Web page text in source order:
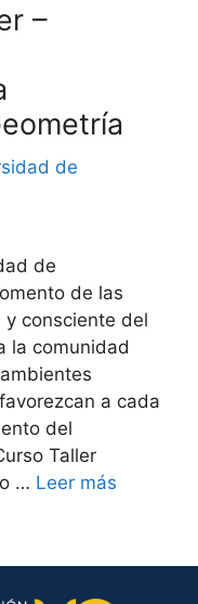
–
de
de
de las
consciente del
la comunidad
a cada
del
Taller
… Leer más